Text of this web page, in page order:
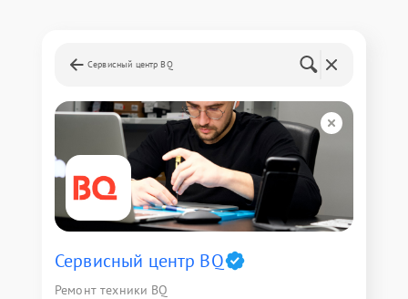
Сервисный центр BQ
Сервисный центр BQ
Ремонт техники BQ